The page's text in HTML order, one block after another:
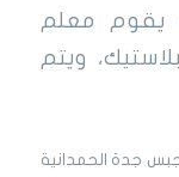
يقوم معلم
ويتم
جدة الحمدانية